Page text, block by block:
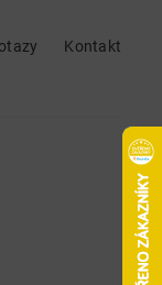
Kontakt